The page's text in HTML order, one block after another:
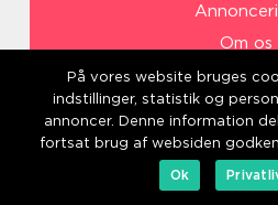
Om os
Cookies
Kontakt
Sitemap
På vores website bruges
indstillinger, statistik og
annoncer. Denne information
fortsat brug af websiden
Ok